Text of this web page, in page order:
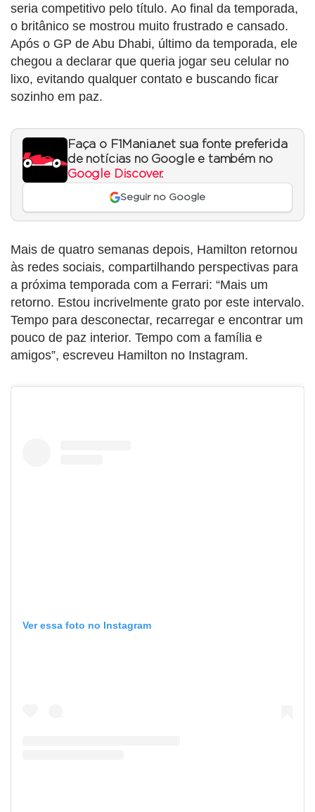
seria competitivo pelo título. Ao final da temporada,
o britânico se mostrou muito frustrado e cansado.
Após o GP de Abu Dhabi, último da temporada, ele
chegou a declarar que queria jogar seu celular no
lixo, evitando qualquer contato e buscando ficar
sozinho em paz.
Faça o F1Mania.net sua fonte preferida
de notícias no Google e também no
Google Discover.
Seguir no Google
Mais de quatro semanas depois, Hamilton retornou
às redes sociais, compartilhando perspectivas para
a próxima temporada com a Ferrari: “Mais um
retorno. Estou incrivelmente grato por este intervalo.
Tempo para desconectar, recarregar e encontrar um
pouco de paz interior. Tempo com a família e
amigos”, escreveu Hamilton no Instagram.
Ver essa foto no Instagram